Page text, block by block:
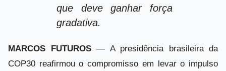
que deve ganhar força
gradativa.
MARCOS FUTUROS— A presidência brasileira da
COP30 reafirmou o compromisso em levar o impulso